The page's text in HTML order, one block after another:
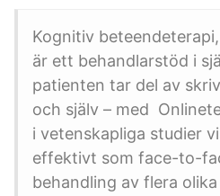
Kognitiv
är ett behandlarstöd i
patienten tar del av
och själv – med
i vetenskapliga studier
effektivt som face-to-
behandling av flera